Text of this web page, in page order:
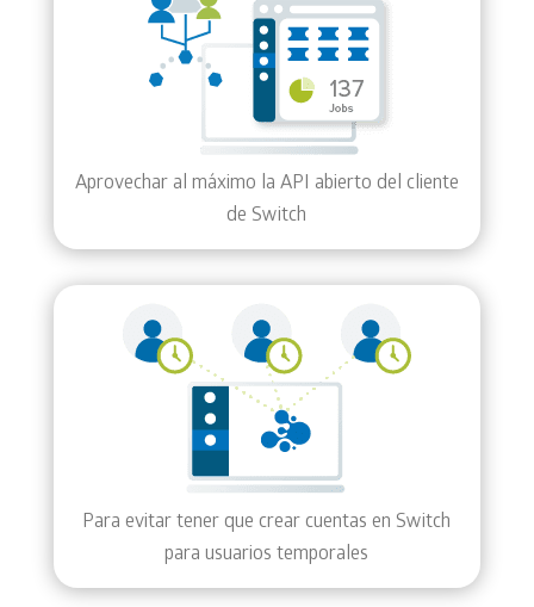
Aprovechar al máximo la API abierto del cliente
de Switch
Para evitar tener que crear cuentas en Switch
para usuarios temporales